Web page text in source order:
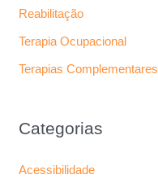
Reabilitação
Terapia Ocupacional
Terapias Complementares
Categorias
Acessibilidade